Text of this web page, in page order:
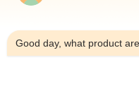
Good day, what product